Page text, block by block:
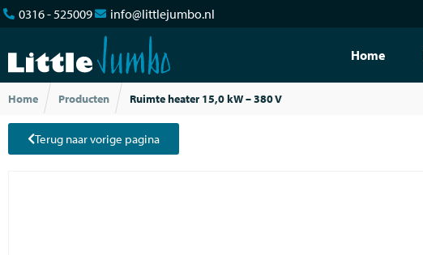
0316 - 525009 info@littlejumbo.nl
Home
Home Producten Ruimte heater 15,0 kW – 380 V
Terug naar vorige pagina